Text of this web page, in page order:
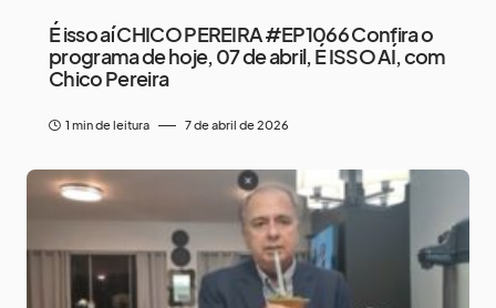
É isso aí CHICO PEREIRA #EP1066 Confira o
programa de hoje, 07 de abril, É ISSO AÍ, com
Chico Pereira
1 min de leitura 7 de abril de 2026